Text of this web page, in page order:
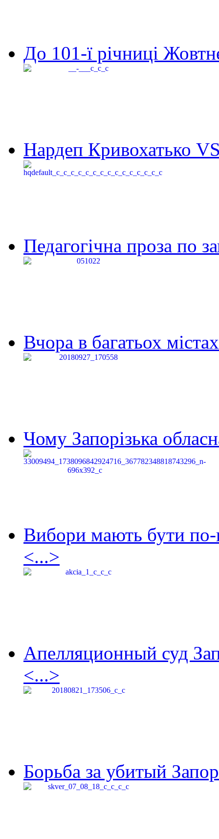
До 101-ї річниці
Нардеп Кривохатько
Педагогічна проза по
Вчора в багатьох
Чому Запорізька
Вибори мають бути по-
<...>
Апелляционный суд
<...>
Борьба за убитый